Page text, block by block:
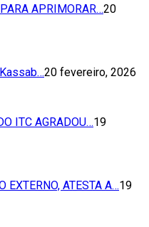
APRIMORAR…20
20 fevereiro, 2026
ITC AGRADOU…19
EXTERNO, ATESTA A…19